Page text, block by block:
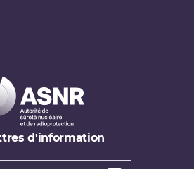
d'information